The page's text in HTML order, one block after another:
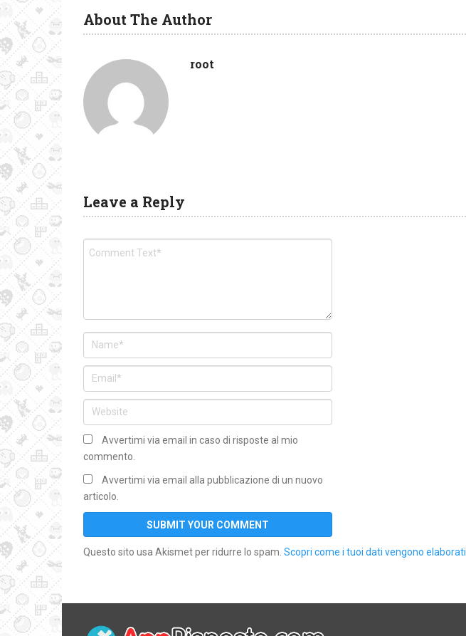
About The Author
root
Leave a Reply
Avvertimi via email in caso di risposte al mio
commento.
Avvertimi via email alla pubblicazione di un nuovo
articolo.
Questo sito usa Akismet per ridurre lo spam. Scopri come i tuoi dati vengono elaborati